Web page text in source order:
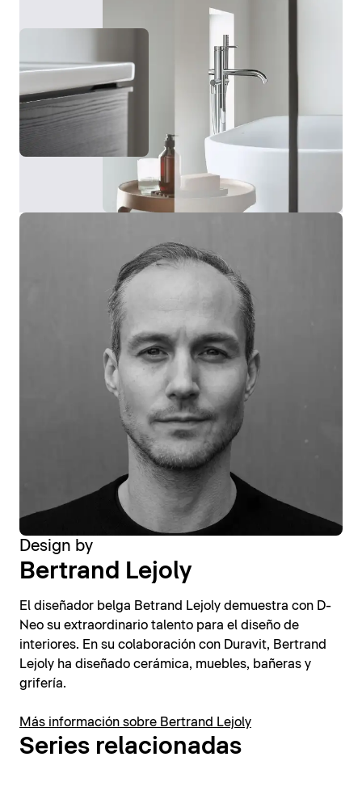
Design by
Bertrand Lejoly
El diseñador belga Betrand Lejoly demuestra con D-
Neo su extraordinario talento para el diseño de
interiores. En su colaboración con Duravit, Bertrand
Lejoly ha diseñado cerámica, muebles, bañeras y
grifería.
Más información sobre Bertrand Lejoly
Series relacionadas